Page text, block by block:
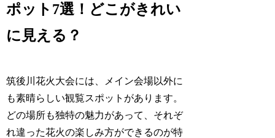
ポット7選！どこがきれい
に見える？
筑後川花火大会には、メイン会場以外に
も素晴らしい観覧スポットがあります。
どの場所も独特の魅力があって、それぞ
れ違った花火の楽しみ方ができるのが特